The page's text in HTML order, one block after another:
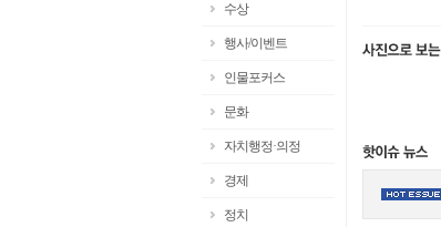
수상
행사/이벤트
인물포커스
문화
자치행정·의정
경제
정치